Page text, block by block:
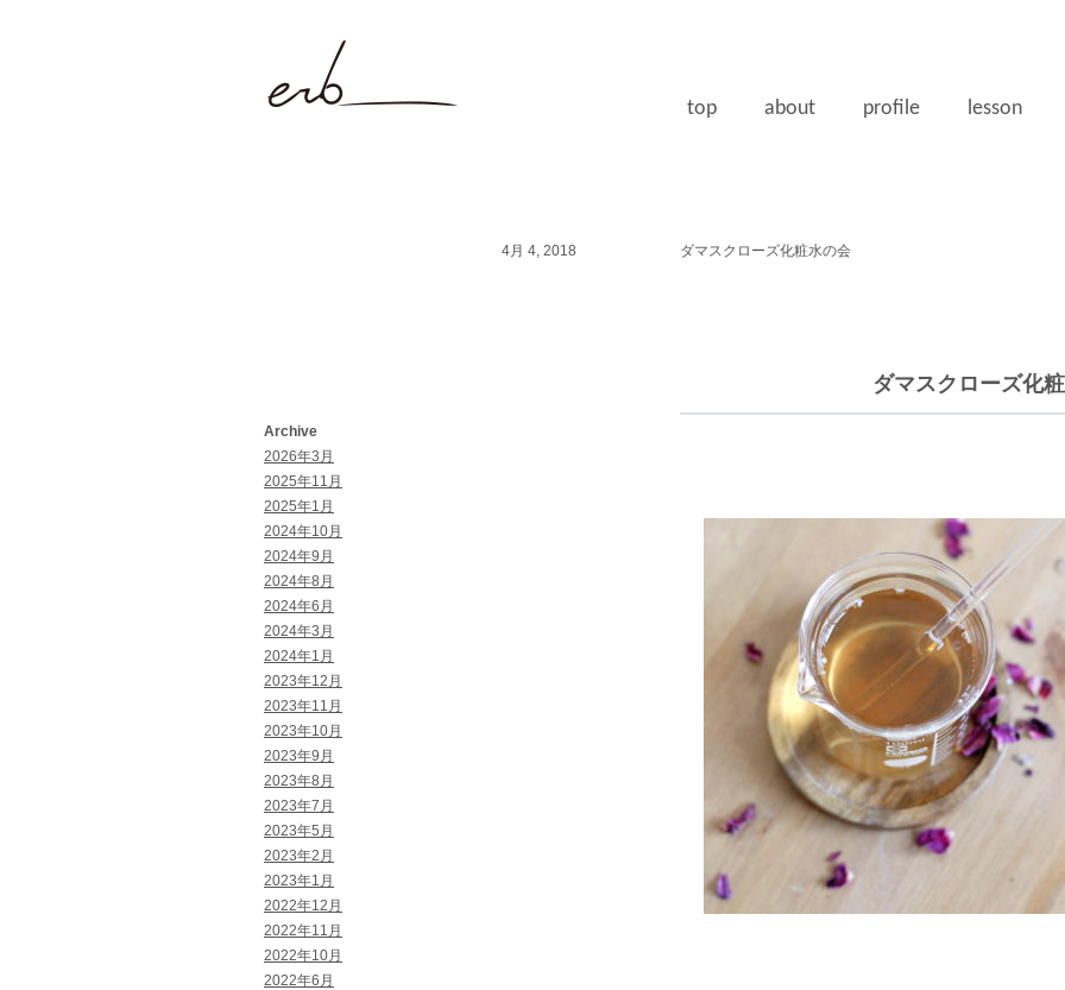
top about profile lesson
Archive
2026年3月
2025年11月
2025年1月
2024年10月
2024年9月
2024年8月
2024年6月
2024年3月
2024年1月
2023年12月
2023年11月
2023年10月
2023年9月
2023年8月
2023年7月
2023年5月
2023年2月
2023年1月
2022年12月
2022年11月
2022年10月
2022年6月
4月 4, 2018 ダマスクローズ化粧水の会
ダマスクローズ化